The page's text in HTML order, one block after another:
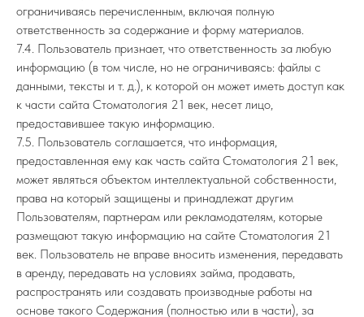
ограничиваясь перечисленным, включая полную
ответственность за содержание и форму материалов.
7.4. Пользователь признает, что ответственность за любую
информацию (в том числе, но не ограничиваясь: файлы с
данными, тексты и т. д.), к которой он может иметь доступ как
к части сайта Стоматология 21 век, несет лицо,
предоставившее такую информацию.
7.5. Пользователь соглашается, что информация,
предоставленная ему как часть сайта Стоматология 21 век,
может являться объектом интеллектуальной собственности,
права на который защищены и принадлежат другим
Пользователям, партнерам или рекламодателям, которые
размещают такую информацию на сайте Стоматология 21
век. Пользователь не вправе вносить изменения, передавать
в аренду, передавать на условиях займа, продавать,
распространять или создавать производные работы на
основе такого Содержания (полностью или в части), за